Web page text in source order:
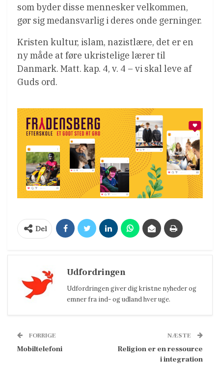
som byder disse mennesker velkommen,
gør sig medansvarlig i deres onde gerninger.
Kristen kultur, islam, nazistlære, det er en
ny måde at føre ukristelige lærer til
Danmark. Matt. kap. 4, v. 4 – vi skal leve af
Guds ord.
Del
Udfordringen
Udfordringen giver dig kristne nyheder og
emner fra ind- og udland hver uge.
FORRIGE
Mobiltelefoni
NÆSTE
Religion er en ressource
i integration